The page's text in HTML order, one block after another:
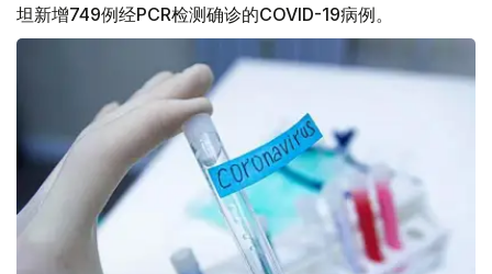
坦新增749例经PCR检测确诊的COVID-19病例。